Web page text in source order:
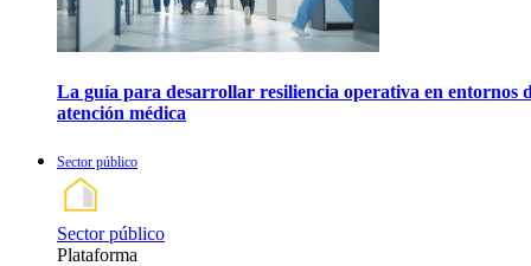
La guía para desarrollar resiliencia operativa en entornos
atención médica
Sector público
Sector público
Plataforma